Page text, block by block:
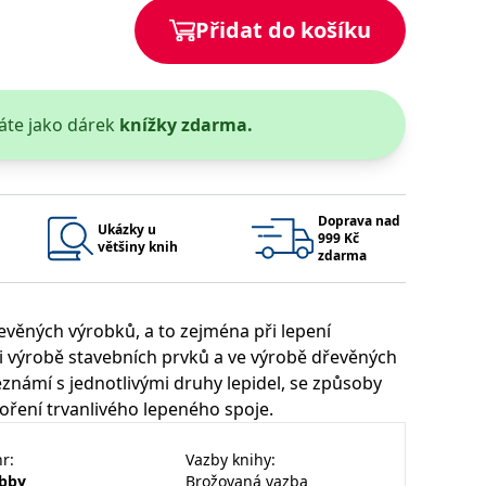
Přidat do košíku
jako dárek knížky zdarma.
Ukázky u
většiny knih
Doprava nad
999 Kč
zdarma
výrobků, a to zejména při lepení
stavebních prvků a ve výrobě dřevěných
s jednotlivými druhy lepidel, se způsoby
trvanlivého lepeného spoje.
:
Vazby knihy:
Brožovaná vazba
soubory cookie návštěvníků. Je nutné, aby banner cookie
k udržování proměnných relací uživatelů. Obvykle se
příkladem je udržování přihlášeného stavu uživatele
možné podávat platné zprávy o používání jejich
médiích. Může také shromažďovat informace o
stránky.
správného vzhledu dialogových oken.
a zemí
Vyprší
Popis
1 rok
### Luigisbox???
1 rok